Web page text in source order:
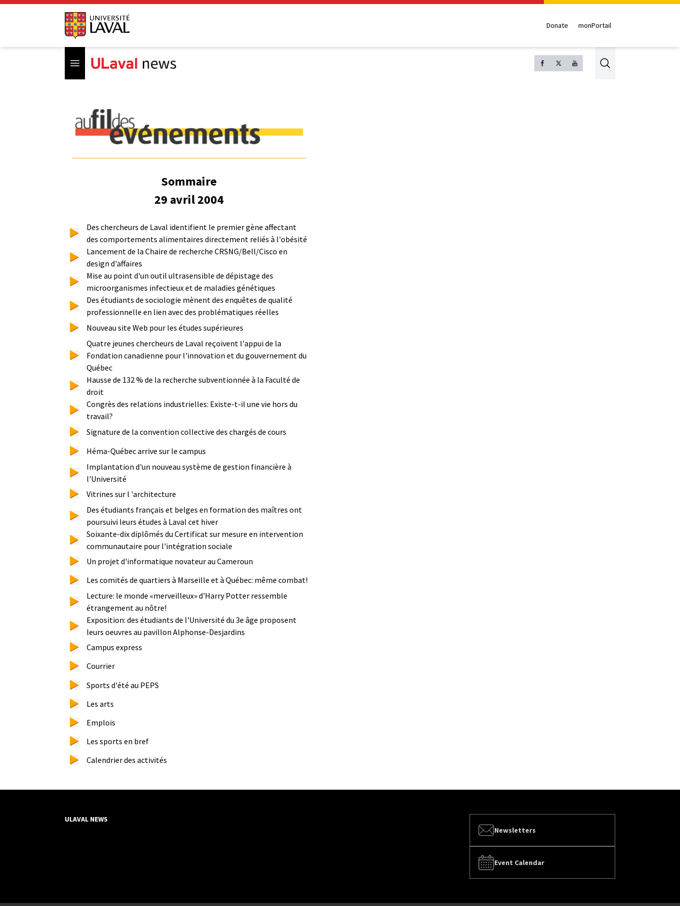
Donate monPortail
Open menu Search
Sommaire
29 avril 2004
Des chercheurs de Laval identifient le premier gène affectant
des comportements alimentaires directement reliés à l'obésité
Lancement de la Chaire de recherche CRSNG/Bell/Cisco en
design d'affaires
Mise au point d'un outil ultrasensible de dépistage des
microorganismes infectieux et de maladies génétiques
Des étudiants de sociologie mènent des enquêtes de qualité
professionnelle en lien avec des problématiques réelles
Nouveau site Web pour les études supérieures
Quatre jeunes chercheurs de Laval reçoivent l'appui de la
Fondation canadienne pour l'innovation et du gouvernement du
Québec
Hausse de 132 % de la recherche subventionnée à la Faculté de
droit
Congrès des relations industrielles: Existe-t-il une vie hors du
travail?
Signature de la convention collective des chargés de cours
Héma-Québec arrive sur le campus
Implantation d'un nouveau système de gestion financière à
l'Université
Vitrines sur l 'architecture
Des étudiants français et belges en formation des maîtres ont
poursuivi leurs études à Laval cet hiver
Soixante-dix diplômés du Certificat sur mesure en intervention
communautaire pour l'intégration sociale
Un projet d'informatique novateur au Cameroun
Les comités de quartiers à Marseille et à Québec: même combat!
Lecture: le monde «merveilleux» d'Harry Potter ressemble
étrangement au nôtre!
Exposition: des étudiants de l'Université du 3e âge proposent
leurs oeuvres au pavillon Alphonse-Desjardins
Campus express
Courrier
Sports d'été au PEPS
Les arts
Emplois
Les sports en bref
Calendrier des activités
Newsletters
Event Calendar
ULAVAL NEWS